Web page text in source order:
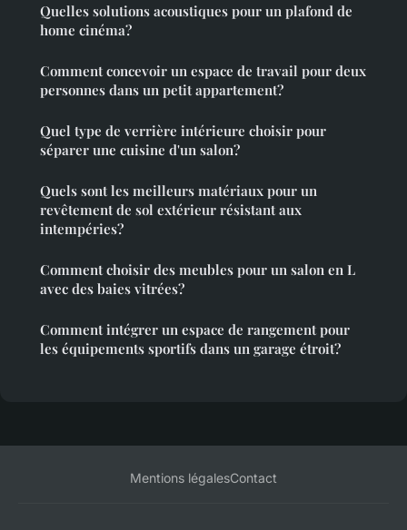
Quelles solutions acoustiques pour un plafond de
home cinéma?
Comment concevoir un espace de travail pour deux
personnes dans un petit appartement?
Quel type de verrière intérieure choisir pour
séparer une cuisine d'un salon?
Quels sont les meilleurs matériaux pour un
revêtement de sol extérieur résistant aux
intempéries?
Comment choisir des meubles pour un salon en L
avec des baies vitrées?
Comment intégrer un espace de rangement pour
les équipements sportifs dans un garage étroit?
Mentions légalesContact